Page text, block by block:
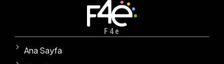
F4e
Ana Sayfa